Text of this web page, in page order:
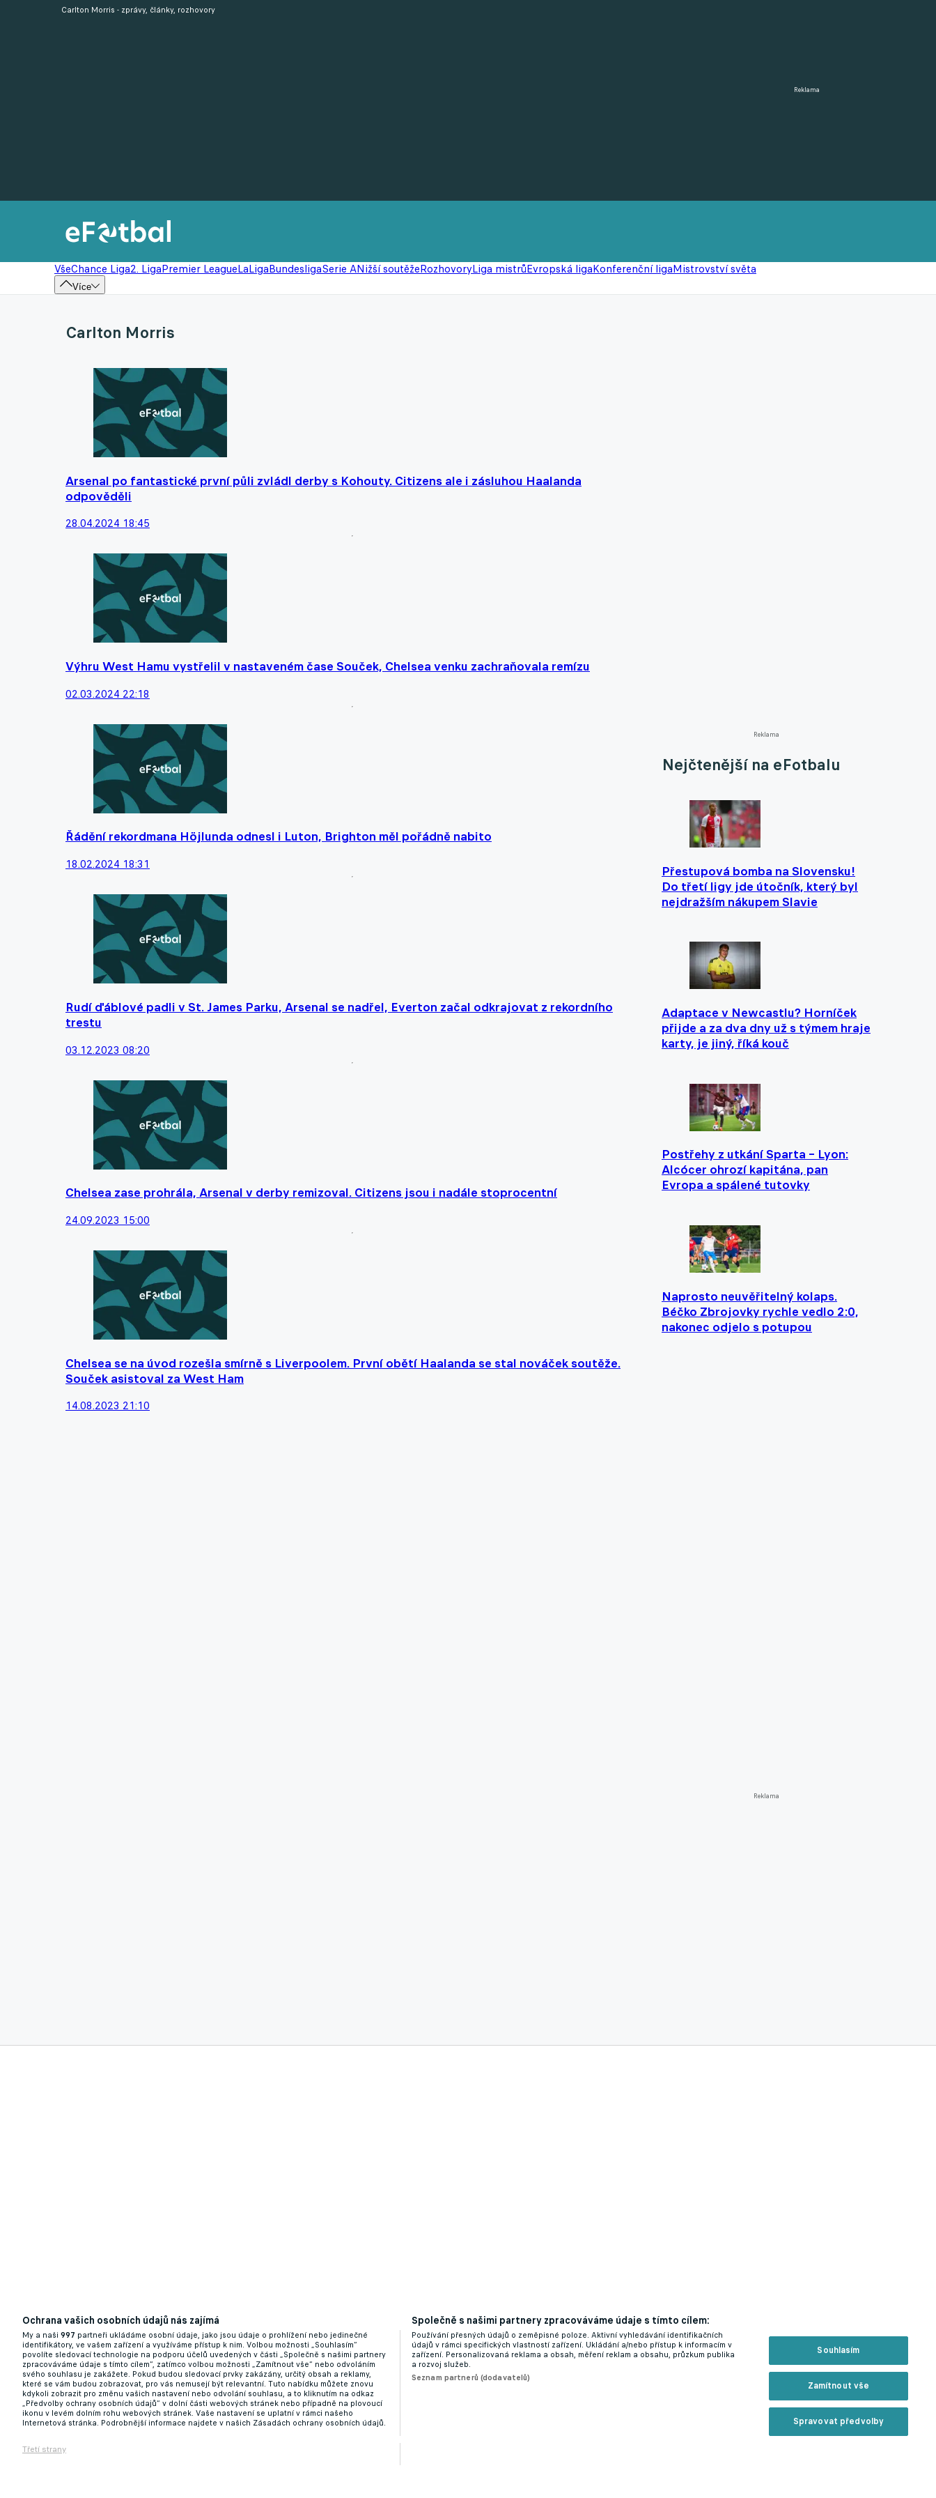
Reklama
VšeChance Liga2. LigaPremier LeagueLaLigaBundesligaSerie ANižší soutěžeRozhovoryLiga mistrůEvropská ligaKonferenční ligaMistrovství světa
Více
Carlton Morris - zprávy, články, rozhovory
Carlton Morris
Arsenal po fantastické první půli zvládl derby s Kohouty. Citizens ale i zásluhou Haalanda
odpověděli
28.04.2024 18:45
Výhru West Hamu vystřelil v nastaveném čase Souček, Chelsea venku zachraňovala remízu
02.03.2024 22:18
Řádění rekordmana Höjlunda odnesl i Luton, Brighton měl pořádně nabito
18.02.2024 18:31
Rudí ďáblové padli v St. James Parku, Arsenal se nadřel, Everton začal odkrajovat z rekordního
trestu
03.12.2023 08:20
Chelsea zase prohrála, Arsenal v derby remizoval. Citizens jsou i nadále stoprocentní
24.09.2023 15:00
Chelsea se na úvod rozešla smírně s Liverpoolem. První obětí Haalanda se stal nováček soutěže.
Souček asistoval za West Ham
14.08.2023 21:10
Reklama
Nejčtenější na eFotbalu
Přestupová bomba na Slovensku!
Do třetí ligy jde útočník, který byl
nejdražším nákupem Slavie
Adaptace v Newcastlu? Horníček
přijde a za dva dny už s týmem hraje
karty, je jiný, říká kouč
Postřehy z utkání Sparta – Lyon:
Alcócer ohrozí kapitána, pan
Evropa a spálené tutovky
Naprosto neuvěřitelný kolaps.
Béčko Zbrojovky rychle vedlo 2:0,
nakonec odjelo s potupou
Reklama
Ochrana vašich osobních údajů nás zajímá
My a naši 997 partneři ukládáme osobní údaje, jako jsou údaje o prohlížení nebo jedinečné
identifikátory, ve vašem zařízení a využíváme přístup k nim. Volbou možnosti „Souhlasím“
povolíte sledovací technologie na podporu účelů uvedených v části „Společně s našimi partnery
zpracováváme údaje s tímto cílem“, zatímco volbou možnosti „Zamítnout vše“ nebo odvoláním
svého souhlasu je zakážete. Pokud budou sledovací prvky zakázány, určitý obsah a reklamy,
které se vám budou zobrazovat, pro vás nemusejí být relevantní. Tuto nabídku můžete znovu
kdykoli zobrazit pro změnu vašich nastavení nebo odvolání souhlasu, a to kliknutím na odkaz
„Předvolby ochrany osobních údajů“ v dolní části webových stránek nebo případně na plovoucí
ikonu v levém dolním rohu webových stránek. Vaše nastavení se uplatní v rámci našeho
Internetová stránka. Podrobnější informace najdete v našich Zásadách ochrany osobních údajů.
Třetí strany
Společně s našimi partnery zpracováváme údaje s tímto cílem:
Používání přesných údajů o zeměpisné poloze. Aktivní vyhledávání identifikačních
údajů v rámci specifických vlastností zařízení. Ukládání a/nebo přístup k informacím v
zařízení. Personalizovaná reklama a obsah, měření reklam a obsahu, průzkum publika
a rozvoj služeb.
Seznam partnerů (dodavatelů)
Souhlasím
Zamítnout vše
Spravovat předvolby